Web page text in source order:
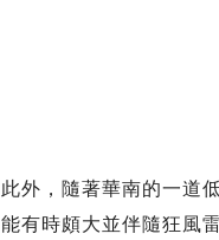
此外，隨著華南的一道
能有時頗大並伴隨狂風